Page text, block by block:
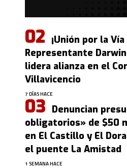
¡Unión por la
Representante
lidera alianza en el
Villavicencio
7 DÍAS HACE
Denuncian
obligatorios» de $50
en El Castillo y El
el puente La Amistad
1 SEMANA HACE